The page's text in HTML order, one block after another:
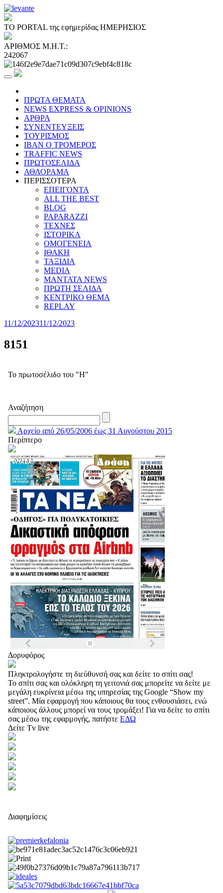
ΤΟ PORTAL της εφημερίδας ΗΜΕΡΗΣΙΟΣ
ΑΡΙΘΜΟΣ Μ.Η.Τ.:
242067
ΠΡΩΤΑ ΘΕΜΑΤΑ
NEWS EXPRESS & OPINIONS
ΑΡΘΡΑ
ΣΥΝΕΝΤΕΥΞΕΙΣ
ΤΟΥΡΙΣΜΟΣ
ΙΒΑΝ Ο ΤΡΟΜΕΡΟΣ
TRAFFIC NEWS
ΠΡΩΤΟΣΕΛΙΔΑ
ΑΘΛΟΡΑΜΑ
ΠΕΡΙΣΣΟΤΕΡΑ
ΕΠΕΙΓΟΝΤΑ
ALL THE BEST
BLOG
PAPARAZZI
ΤΕΧΝΕΣ
ΙΣΤΟΡΙΚΑ
ΟΜΟΓΕΝΕΙΑ
ΙΘΑΚΗ
ΤΑΞΙΔΙΑ
MEDIA
MANTATA NEWS
ΠΡΩΤΗ ΣΕΛΙΔΑ
ΚΕΝΤΡΙΚΟ ΘΕΜΑ
REPLAY
11/12/202311/12/2023
8151
Το πρωτοσέλιδο του "Η"
Αναζήτηση
Αρχείο από 26/05/2006 έως 31 Αυγούστου 2015
Περίπτερο
Δορυφόρος
Πληκτρολογήστε τη διεύθυνσή σας και δείτε το σπίτι σας!
Το σπίτι σας και ολόκληρη τη γειτονιά σας μπορείτε να δείτε με
μεγάλη ευκρίνεια μέσω της υπηρεσίας της Google “Show my
street”. Μία εφαρμογή που κάποιους θα τους ενθουσιάσει, ενώ
κάποιους άλλους μπορεί να τους τρομάξει! Για να δείτε το σπίτι
σας μέσω της εφαρμογής, πατήστε ΕΔΩ
Δείτε Tv live
Διαφημίσεις